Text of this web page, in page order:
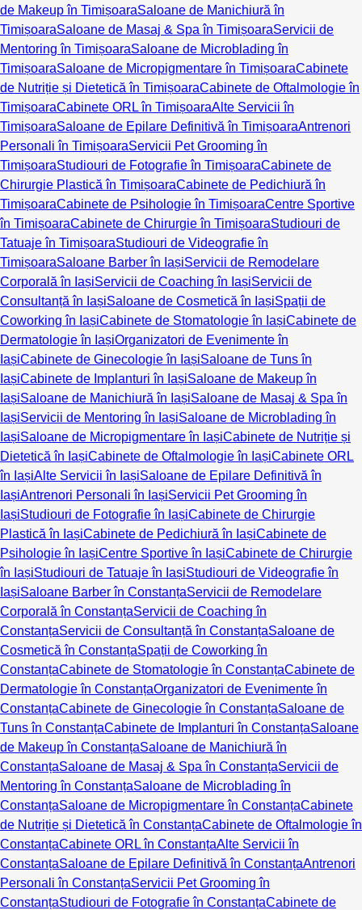
de Makeup în TimișoaraSaloane de Manichiură în
TimișoaraSaloane de Masaj & Spa în TimișoaraServicii de
Mentoring în TimișoaraSaloane de Microblading în
TimișoaraSaloane de Micropigmentare în TimișoaraCabinete
de Nutriție și Dietetică în TimișoaraCabinete de Oftalmologie în
TimișoaraCabinete ORL în TimișoaraAlte Servicii în
TimișoaraSaloane de Epilare Definitivă în TimișoaraAntrenori
Personali în TimișoaraServicii Pet Grooming în
TimișoaraStudiouri de Fotografie în TimișoaraCabinete de
Chirurgie Plastică în TimișoaraCabinete de Pedichiură în
TimișoaraCabinete de Psihologie în TimișoaraCentre Sportive
în TimișoaraCabinete de Chirurgie în TimișoaraStudiouri de
Tatuaje în TimișoaraStudiouri de Videografie în
TimișoaraSaloane Barber în IașiServicii de Remodelare
Corporală în IașiServicii de Coaching în IașiServicii de
Consultanță în IașiSaloane de Cosmetică în IașiSpații de
Coworking în IașiCabinete de Stomatologie în IașiCabinete de
Dermatologie în IașiOrganizatori de Evenimente în
IașiCabinete de Ginecologie în IașiSaloane de Tuns în
IașiCabinete de Implanturi în IașiSaloane de Makeup în
IașiSaloane de Manichiură în IașiSaloane de Masaj & Spa în
IașiServicii de Mentoring în IașiSaloane de Microblading în
IașiSaloane de Micropigmentare în IașiCabinete de Nutriție și
Dietetică în IașiCabinete de Oftalmologie în IașiCabinete ORL
în IașiAlte Servicii în IașiSaloane de Epilare Definitivă în
IașiAntrenori Personali în IașiServicii Pet Grooming în
IașiStudiouri de Fotografie în IașiCabinete de Chirurgie
Plastică în IașiCabinete de Pedichiură în IașiCabinete de
Psihologie în IașiCentre Sportive în IașiCabinete de Chirurgie
în IașiStudiouri de Tatuaje în IașiStudiouri de Videografie în
IașiSaloane Barber în ConstanțaServicii de Remodelare
Corporală în ConstanțaServicii de Coaching în
ConstanțaServicii de Consultanță în ConstanțaSaloane de
Cosmetică în ConstanțaSpații de Coworking în
ConstanțaCabinete de Stomatologie în ConstanțaCabinete de
Dermatologie în ConstanțaOrganizatori de Evenimente în
ConstanțaCabinete de Ginecologie în ConstanțaSaloane de
Tuns în ConstanțaCabinete de Implanturi în ConstanțaSaloane
de Makeup în ConstanțaSaloane de Manichiură în
ConstanțaSaloane de Masaj & Spa în ConstanțaServicii de
Mentoring în ConstanțaSaloane de Microblading în
ConstanțaSaloane de Micropigmentare în ConstanțaCabinete
de Nutriție și Dietetică în ConstanțaCabinete de Oftalmologie în
ConstanțaCabinete ORL în ConstanțaAlte Servicii în
ConstanțaSaloane de Epilare Definitivă în ConstanțaAntrenori
Personali în ConstanțaServicii Pet Grooming în
ConstanțaStudiouri de Fotografie în ConstanțaCabinete de